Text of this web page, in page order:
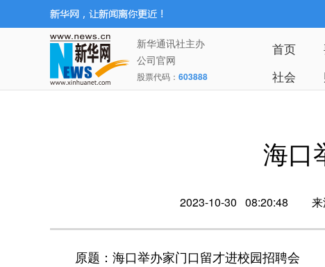
新华通讯社主办
公司官网
股票代码： 603888
首页
社会
海口
2023-10-30 08:20:48
原题：海口举办家门口留才进校园招聘会